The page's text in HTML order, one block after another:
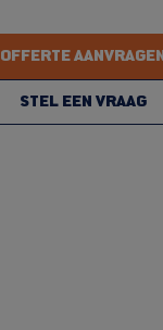
OFFERTE AANVRAGEN
STEL EEN VRAAG